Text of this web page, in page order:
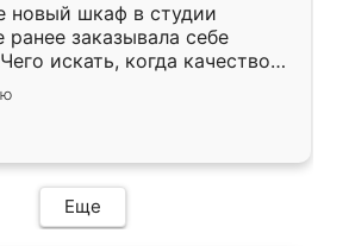
новый шкаф в студии
ранее заказывала себе
искать, когда качеством
Служит кухня уже почти
нет.
Еще